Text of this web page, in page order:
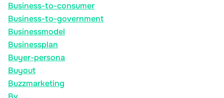
Business-to-consumer
Business-to-government
Businessmodel
Businessplan
Buyer-persona
Buyout
Buzzmarketing